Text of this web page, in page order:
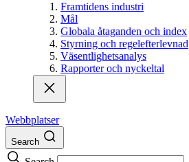
Framtidens industri
Mål
Globala åtaganden och index
Styrning och regelefterlevnad
Väsentlighetsanalys
Rapporter och nyckeltal
Webbplatser
Search